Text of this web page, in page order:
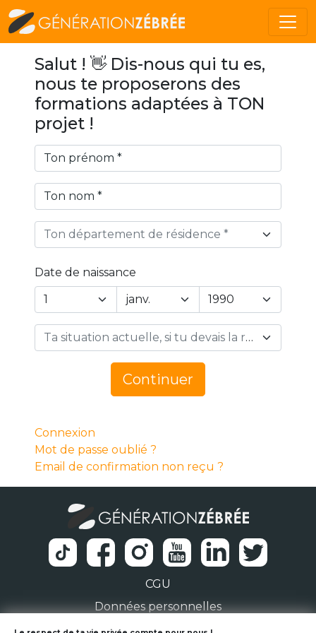
Salut ! 👋 Dis-nous qui tu es,
nous te proposerons des
formations adaptées à TON
projet !
Ton département de résidence *
Date de naissance
Year
Day
Ta situation actuelle, si tu devais la résumer en 1 mot… *
Continuer
Connexion
Mot de passe oublié ?
Email de confirmation non reçu ?
CGU
Données personnelles